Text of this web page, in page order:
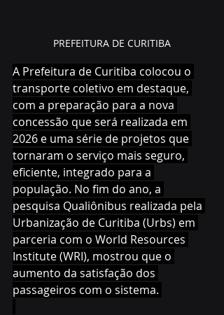
PREFEITURA DE CURITIBA
A Prefeitura de Curitiba colocou o
transporte coletivo em destaque,
com a preparação para a nova
concessão que será realizada em
2026 e uma série de projetos que
tornaram o serviço mais seguro,
eficiente, integrado para a
população. No fim do ano, a
pesquisa Qualiônibus realizada pela
Urbanização de Curitiba (Urbs) em
parceria com o World Resources
Institute (WRI), mostrou que o
aumento da satisfação dos
passageiros com o sistema.